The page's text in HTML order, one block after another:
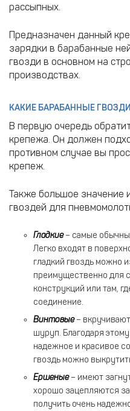
рассыпных.
Предназначен данный
зарядки в барабанные
гвозди в основном на
производствах.
КАКИЕ БАРАБАННЫЕ
В первую очередь
крепежа. Он должен
противном случае вы
крепеж.
Также большое значение
гвоздей для
Гладкие– самые
Легко входят в
гладкий гвоздь можно
преимущественно для
конструкций или там,
соединение.
Винтовые–
шуруп. Благодаря
надежное и красивое
гвоздь можно
Ершеные– имеют
хорошо зацепляются
получить очень